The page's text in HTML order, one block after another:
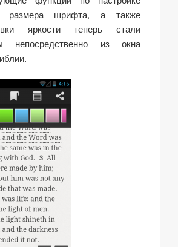
шрифта, а также
яркости теперь стали
непосредственно из окна